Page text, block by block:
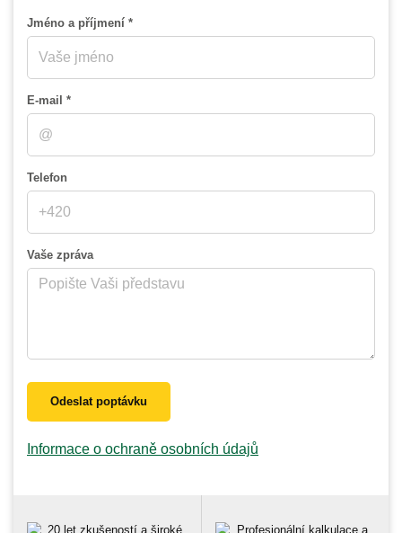
Jméno a příjmení *
E-mail *
Telefon
Vaše zpráva
Odeslat poptávku
Informace o ochraně osobních údajů